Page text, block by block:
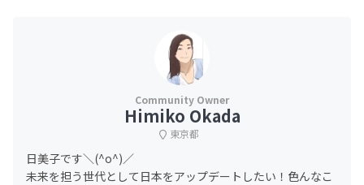
Himiko Okada
東京都
日美子です＼(^o^)／
未来を担う世代として日本をアップデートしたい！色んなこ